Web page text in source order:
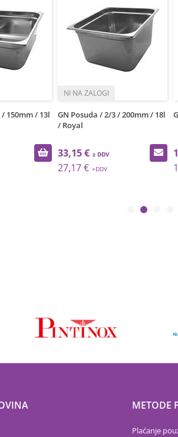
150mm / 13l
GN Posuda / 2/3 / 200mm / 18l
/ Royal
33,15 €
27,17 €
METODE
Plaćanje